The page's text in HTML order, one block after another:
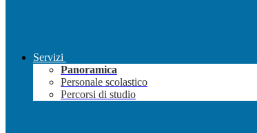
Servizi
Panoramica
Personale scolastico
Percorsi di studio